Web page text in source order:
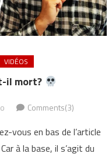
VIDÉOS
il mort?
Comments(3)
vous en bas de l’article
à la base, il s’agit du